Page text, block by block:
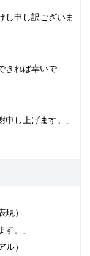
し申し訳ございま
きれば幸いで
し上げます。」
）
。」
）